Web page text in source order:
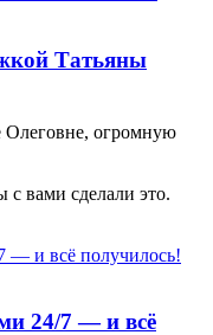
Татьяны
Олеговне, огромную
вами сделали это.
24/7 — и всё